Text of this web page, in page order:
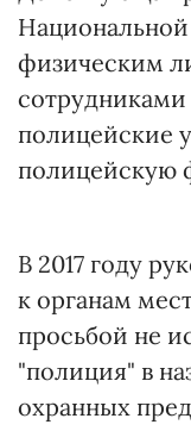
физическим
полицейские
полицейскую
В 2017 году
к органам
просьбой не
"полиция" в
охранных